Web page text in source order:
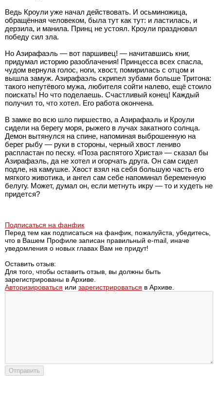
Ведь Кроули уже начал действовать. И осьминожица,
обращённая человеком, была тут как тут: и ластилась, и
дерзила, и манила. Принц не устоял. Кроули праздновал
победу сил зла.
Но Азирафаэль — вот паршивец! — начитавшись книг,
придумал историю разоблачения! Принцесса всех спасла,
чудом вернула голос, ноги, хвост, помирилась с отцом и
вышла замуж. Азирафаэль скрипел зубами больше Тритона:
такого непутёвого мужа, любителя сойти налево, ещё стоило
поискать! Но что поделаешь. Счастливый конец! Каждый
получил то, что хотел. Его работа окончена.
В замке во всю шло пиршество, а Азирафаэль и Кроули
сидели на берегу моря, рыжего в лучах закатного солнца.
Демон вытянулся на спине, напоминая выброшенную на
берег рыбу — руки в стороны, черный хвост лениво
распластан по песку. «Поза распятого Христа» — сказал бы
Азирафаэль, да не хотел и огорчать друга. Он сам сидел
подле, на камушке. Хвост взял на себя большую часть его
мягкого животика, и ангел сам себе напоминал беременную
белугу. Может, думал он, если метнуть икру — то и худеть не
придется?
Подписаться на фанфик
Перед тем как подписаться на фанфик, пожалуйста, убедитесь,
что в Вашем Профиле записан правильный e-mail, иначе
уведомления о новых главах Вам не придут!
Оставить отзыв:
Для того, чтобы оставить отзыв, вы должны быть
зарегистрированы в Архиве.
Авторизироваться или зарегистрироваться в Архиве.